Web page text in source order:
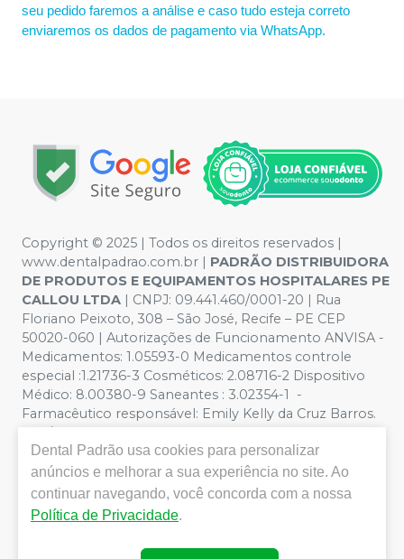
seu pedido faremos a análise e caso tudo esteja correto
enviaremos os dados de pagamento via WhatsApp.
Copyright © 2025 | Todos os direitos reservados |
www.dentalpadrao.com.br | PADRÃO DISTRIBUIDORA
DE PRODUTOS E EQUIPAMENTOS HOSPITALARES PE
CALLOU LTDA | CNPJ: 09.441.460/0001-20 | Rua
Floriano Peixoto, 308 – São José, Recife – PE CEP
50020-060 | Autorizações de Funcionamento ANVISA -
Medicamentos: 1.05593-0 Medicamentos controle
especial :1.21736-3 Cosméticos: 2.08716-2 Dispositivo
Médico: 8.00380-9 Saneantes : 3.02354-1 -
Farmacêutico responsável: Emily Kelly da Cruz Barros.
CRF/PE nº 10109 | Política de Privacidade e Segurança -
Fotos meramente ilustrativas - Os preços e condições
da loja virtual estão sujeitos a alterações. Em caso de
divergência de preços no site, o valor válido é o do
Carrinho de Compra. Não vendemos por atacado, por
isso nos reservamos o direito de não atender compras
de grandes volumes pelo site.
Dental Padrão usa cookies para personalizar
anúncios e melhorar a sua experiência no site. Ao
continuar navegando, você concorda com a nossa
Política de Privacidade.